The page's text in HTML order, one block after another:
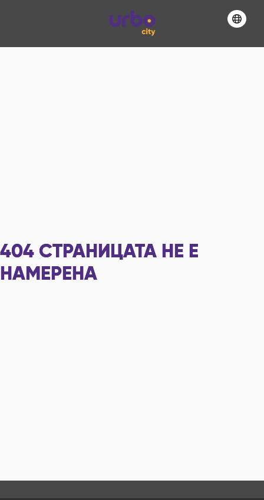
404 СТРАНИЦАТА НЕ Е
НАМЕРЕНА